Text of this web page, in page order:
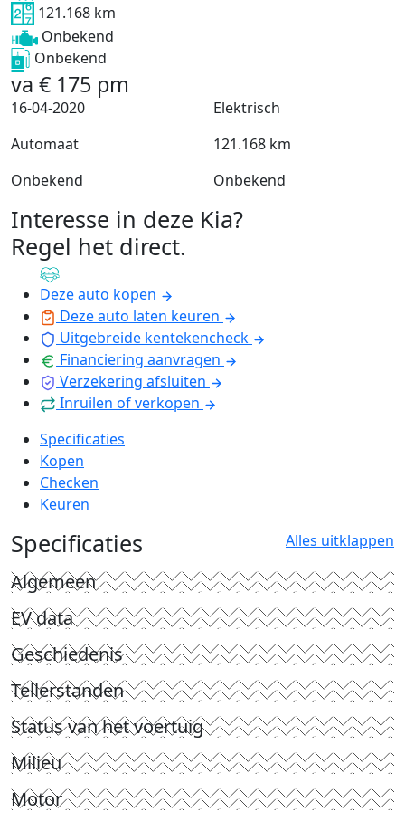
121.168 km
Onbekend
Onbekend
va € 175 pm
16-04-2020
Elektrisch
Automaat
121.168 km
Onbekend
Onbekend
Interesse in deze Kia?
Regel het direct.
Deze auto kopen
Deze auto laten keuren
Uitgebreide kentekencheck
Financiering aanvragen
Verzekering afsluiten
Inruilen of verkopen
Specificaties
Kopen
Checken
Keuren
Specificaties Alles uitklappen
Algemeen
EV data
Geschiedenis
Tellerstanden
Status van het voertuig
Milieu
Motor